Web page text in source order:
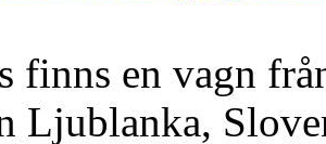
finns en vagn
Ljublanka,